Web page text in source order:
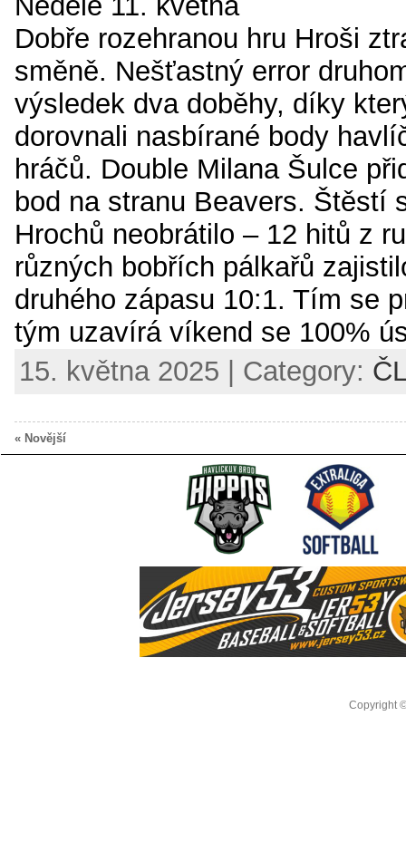
Dobře rozehranou hru Hroši
směně. Nešťastný error
výsledek dva doběhy, díky
dorovnali nasbírané body
hráčů. Double Milana Šulce
bod na stranu Beavers. Štěstí
Hrochů neobrátilo – 12 hitů z
různých bobřích pálkařů
druhého zápasu 10:1. Tím se
tým uzavírá víkend se 100%
15. května 2025 | Category:
« Novější
Copyright